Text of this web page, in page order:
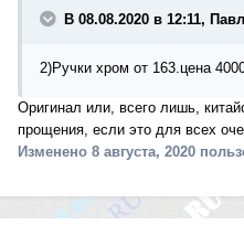
В 08.08.2020 в 12:11,
2)Ручки хром от 163.цена
Оригинал или, всего лишь,
прощения, если это для всех
Изменено 8 августа, 2020